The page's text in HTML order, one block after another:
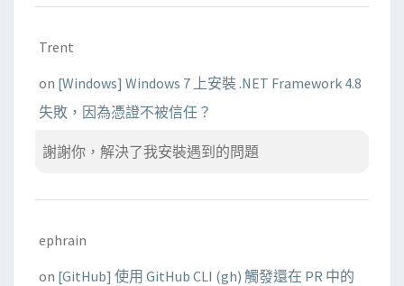
Trent
on [Windows] Windows 7 上安裝 .NET Framework 4.8
失敗，因為憑證不被信任？
謝謝你，解決了我安裝遇到的問題
ephrain
on [GitHub] 使用 GitHub CLI (gh) 觸發還在 PR 中的